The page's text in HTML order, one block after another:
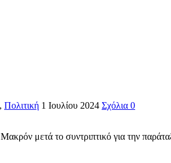
, Πολιτική 1 Ιουλίου 2024 Σχόλια 0
μετά το συντριπτικό για την